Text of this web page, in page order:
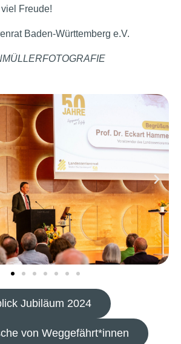
Freude!
Baden-Württemberg e.V.
Jubiläum 2024
von Weggefährt*innen